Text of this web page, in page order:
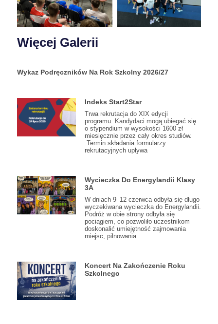
Więcej Galerii
Wykaz Podręczników Na Rok Szkolny 2026/27
Indeks Start2Star
Trwa rekrutacja do XIX edycji
programu. Kandydaci mogą ubiegać się
o stypendium w wysokości 1600 zł
miesięcznie przez cały okres studiów.
Termin składania formularzy
rekrutacyjnych upływa
Wycieczka Do Energylandii Klasy
3A
W dniach 9–12 czerwca odbyła się długo
wyczekiwana wycieczka do Energylandii.
Podróż w obie strony odbyła się
pociągiem, co pozwoliło uczestnikom
doskonalić umiejętność zajmowania
miejsc, pilnowania
Koncert Na Zakończenie Roku
Szkolnego